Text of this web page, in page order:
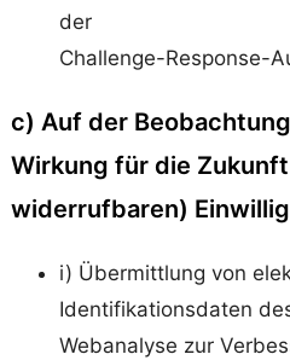
der
Challenge-Response-
c) Auf der
Wirkung für die Zukunft
widerrufbaren)
i) Übermittlung von
Identifikationsdaten
Webanalyse zur